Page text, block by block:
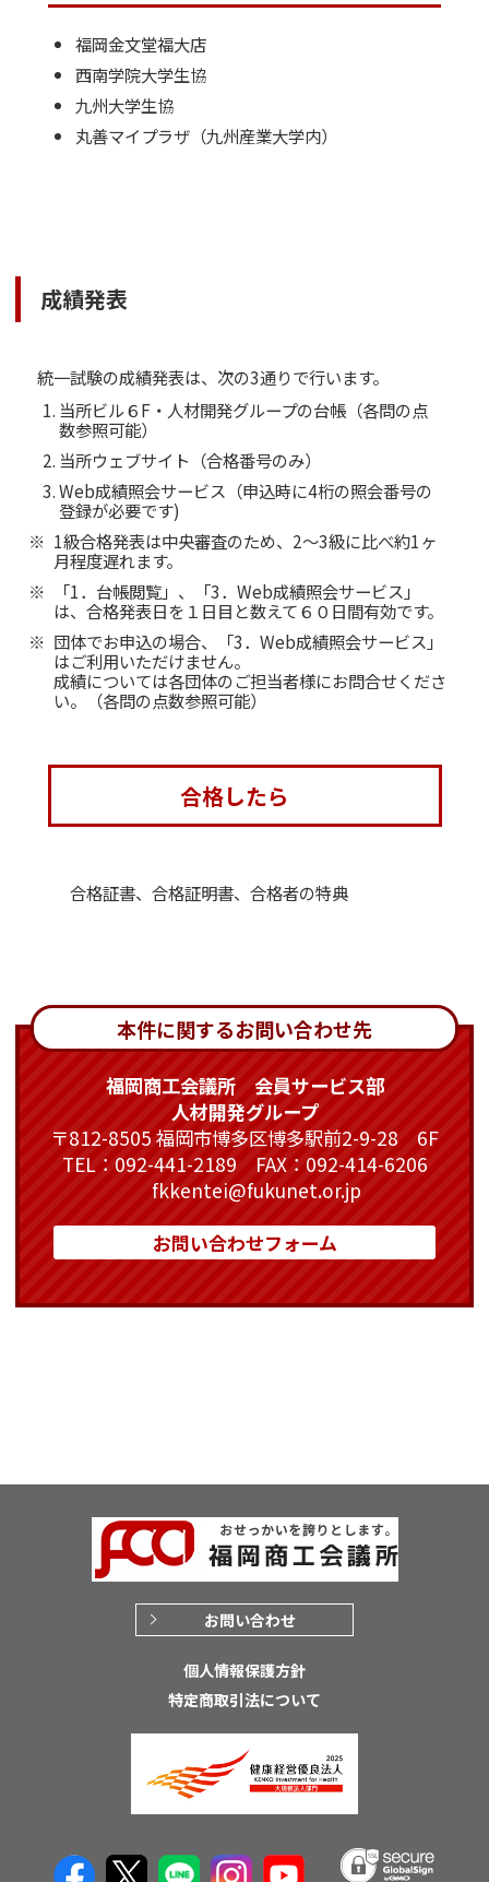
福岡金文堂福大店
西南学院大学生協
九州大学生協
丸善マイプラザ（九州産業大学内）
成績発表
統一試験の成績発表は、次の3通りで行います。
当所ビル６F・人材開発グループの台帳（各問の点
数参照可能）
当所ウェブサイト（合格番号のみ）
Web成績照会サービス（申込時に4桁の照会番号の
登録が必要です)
1級合格発表は中央審査のため、2～3級に比べ約1ヶ
月程度遅れます。
「1．台帳閲覧」、「3．Web成績照会サービス」
は、合格発表日を１日目と数えて６０日間有効です。
団体でお申込の場合、「3．Web成績照会サービス」
はご利用いただけません。
成績については各団体のご担当者様にお問合せくださ
い。（各問の点数参照可能）
合格したら
合格証書、合格証明書、合格者の特典
本件に関するお問い合わせ先
福岡商工会議所 会員サービス部
人材開発グループ
〒812-8505 福岡市博多区博多駅前2-9-28 6F
TEL：092-441-2189 FAX：092-414-6206
fkkentei@fukunet.or.jp
お問い合わせフォーム
お問い合わせ
個人情報保護方針
特定商取引法について